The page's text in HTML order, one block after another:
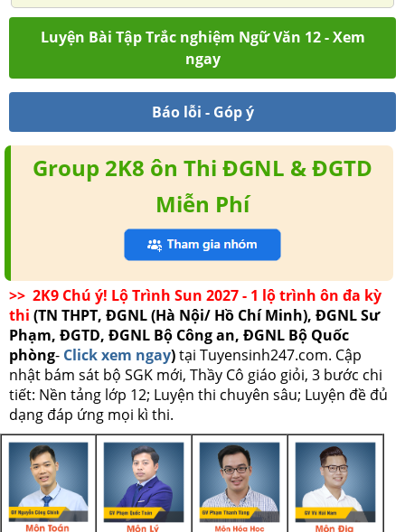
Luyện Bài Tập Trắc nghiệm Ngữ Văn 12 - Xem
ngay
Báo lỗi - Góp ý
Group 2K8 ôn Thi ĐGNL & ĐGTD
Miễn Phí
>> 2K9 Chú ý! Lộ Trình Sun 2027 - 1 lộ trình ôn đa kỳ
thi (TN THPT, ĐGNL (Hà Nội/ Hồ Chí Minh), ĐGNL Sư
Phạm, ĐGTD, ĐGNL Bộ Công an, ĐGNL Bộ Quốc
phòng- Click xem ngay)tại Tuyensinh247.com. Cập
nhật bám sát bộ SGK mới, Thầy Cô giáo giỏi, 3 bước chi
tiết: Nền tảng lớp 12; Luyện thi chuyên sâu; Luyện đề đủ
dạng đáp ứng mọi kì thi.